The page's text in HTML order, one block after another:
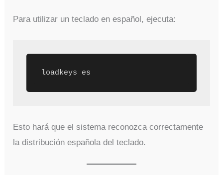
Para utilizar un teclado en español, ejecuta:
Esto hará que el sistema reconozca correctamente
la distribución española del teclado.